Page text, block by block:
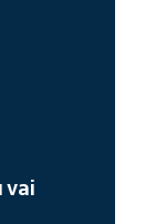
vai